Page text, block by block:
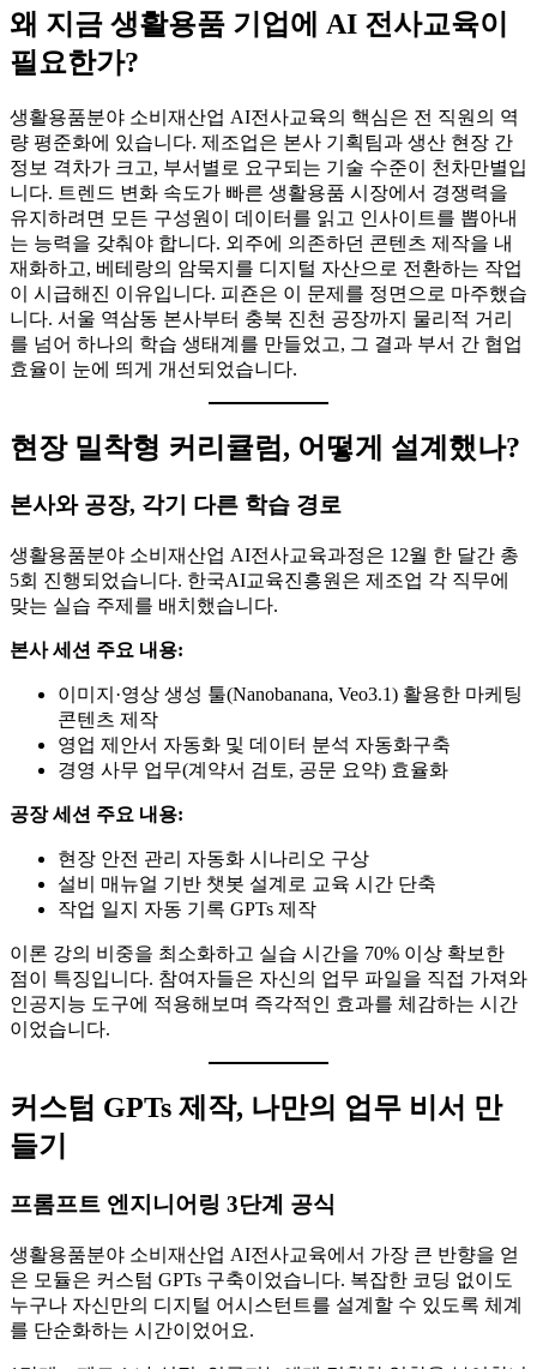
왜 지금 생활용품 기업에 AI 전사교육이
필요한가?
생활용품분야 소비재산업 AI전사교육의 핵심은 전 직원의 역
량 평준화에 있습니다. 제조업은 본사 기획팀과 생산 현장 간
정보 격차가 크고, 부서별로 요구되는 기술 수준이 천차만별입
니다. 트렌드 변화 속도가 빠른 생활용품 시장에서 경쟁력을
유지하려면 모든 구성원이 데이터를 읽고 인사이트를 뽑아내
는 능력을 갖춰야 합니다. 외주에 의존하던 콘텐츠 제작을 내
재화하고, 베테랑의 암묵지를 디지털 자산으로 전환하는 작업
이 시급해진 이유입니다. 피죤은 이 문제를 정면으로 마주했습
니다. 서울 역삼동 본사부터 충북 진천 공장까지 물리적 거리
를 넘어 하나의 학습 생태계를 만들었고, 그 결과 부서 간 협업
효율이 눈에 띄게 개선되었습니다.
현장 밀착형 커리큘럼, 어떻게 설계했나?
본사와 공장, 각기 다른 학습 경로
생활용품분야 소비재산업 AI전사교육과정은 12월 한 달간 총
5회 진행되었습니다. 한국AI교육진흥원은 제조업 각 직무에
맞는 실습 주제를 배치했습니다.
본사 세션 주요 내용:
이미지·영상 생성 툴(Nanobanana, Veo3.1) 활용한 마케팅
콘텐츠 제작
영업 제안서 자동화 및 데이터 분석 자동화구축
경영 사무 업무(계약서 검토, 공문 요약) 효율화
공장 세션 주요 내용:
현장 안전 관리 자동화 시나리오 구상
설비 매뉴얼 기반 챗봇 설계로 교육 시간 단축
작업 일지 자동 기록 GPTs 제작
이론 강의 비중을 최소화하고 실습 시간을 70% 이상 확보한
점이 특징입니다. 참여자들은 자신의 업무 파일을 직접 가져와
인공지능 도구에 적용해보며 즉각적인 효과를 체감하는 시간
이었습니다.
커스텀 GPTs 제작, 나만의 업무 비서 만
들기
프롬프트 엔지니어링 3단계 공식
생활용품분야 소비재산업 AI전사교육에서 가장 큰 반향을 얻
은 모듈은 커스텀 GPTs 구축이었습니다. 복잡한 코딩 없이도
누구나 자신만의 디지털 어시스턴트를 설계할 수 있도록 체계
를 단순화하는 시간이었어요.